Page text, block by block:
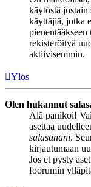
käytöstä
käyttäjiä, jotka
rekisteröityä
aktiivisemmin.
Ylös
Olen hukannut
Älä panikoi!
asettaa
salasanani.
kirjautumaan
Jos et pysty
foorumin